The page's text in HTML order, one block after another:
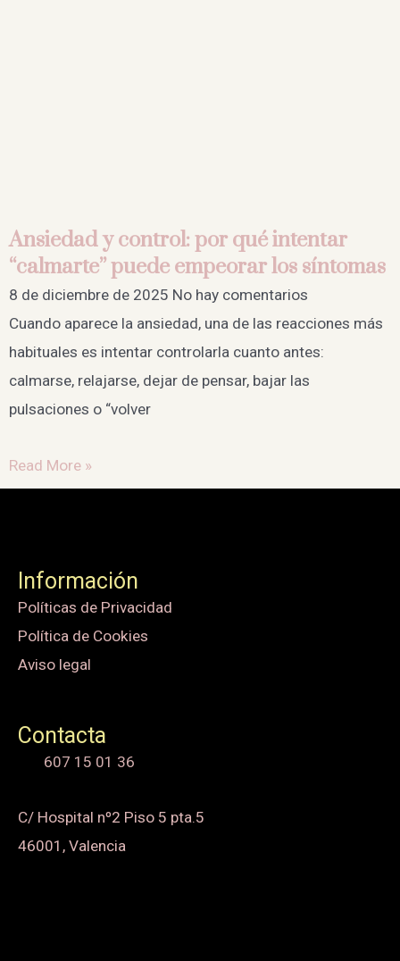
Ansiedad y control: por qué intentar
“calmarte” puede empeorar los síntomas
8 de diciembre de 2025 No hay comentarios
Cuando aparece la ansiedad, una de las reacciones más
habituales es intentar controlarla cuanto antes:
calmarse, relajarse, dejar de pensar, bajar las
pulsaciones o “volver
Read More »
Información
Políticas de Privacidad
Política de Cookies
Aviso legal
Contacta
607 15 01 36
C/ Hospital nº2 Piso 5 pta.5
46001, Valencia